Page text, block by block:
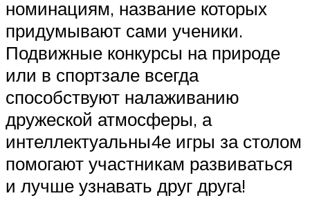
номинациям, название которых
придумывают сами ученики.
Подвижные конкурсы на природе
или в спортзале всегда
способствуют налаживанию
дружеской атмосферы, а
интеллектуальны4е игры за столом
помогают участникам развиваться
и лучше узнавать друг друга!